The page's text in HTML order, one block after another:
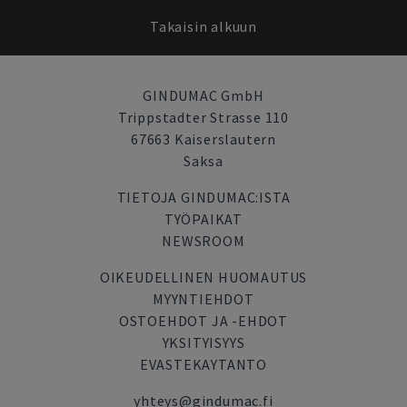
Takaisin alkuun
GINDUMAC GmbH
Trippstadter Strasse 110
67663 Kaiserslautern
Saksa
TIETOJA GINDUMAC:ISTA
TYÖPAIKAT
NEWSROOM
OIKEUDELLINEN HUOMAUTUS
MYYNTIEHDOT
OSTOEHDOT JA -EHDOT
YKSITYISYYS
EVASTEKAYTANTO
yhteys@gindumac.fi